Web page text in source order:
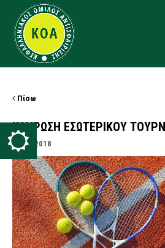
Πίσω
ΚΛΗΡΩΣΗ ΕΣΩΤΕΡΙΚΟΥ
26/02/2018